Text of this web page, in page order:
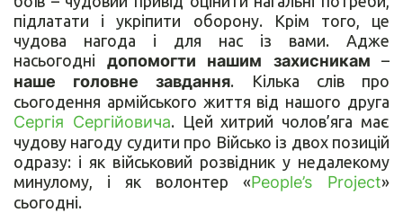
підлатати і укріпити оборону. Крім того, це
чудова нагода і для нас із вами. Адже
насьогодні допомогти нашим захисникам –
наше головне завдання. Кілька слів про
сьогодення армійського життя від нашого друга
Сергія Сергійовича. Цей хитрий чолов’яга має
чудову нагоду судити про Військо із двох позицій
одразу: і як військовий розвідник у недалекому
минулому, і як волонтер «People’s Project»
сьогодні.